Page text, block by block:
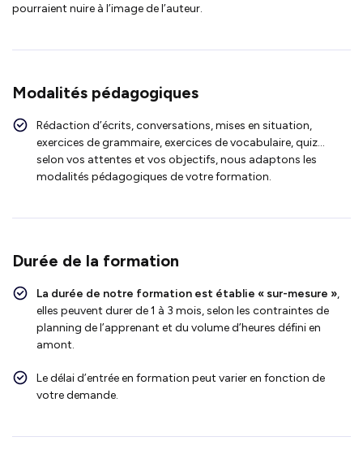
pourraient nuire à l’image de l’auteur.
Modalités pédagogiques
Rédaction d’écrits, conversations, mises en situation,
exercices de grammaire, exercices de vocabulaire, quiz…
selon vos attentes et vos objectifs, nous adaptons les
modalités pédagogiques de votre formation.
Durée de la formation
La durée de notre formation est établie « sur-mesure »,
elles peuvent durer de 1 à 3 mois, selon les contraintes de
planning de l’apprenant et du volume d’heures défini en
amont.
Le délai d’entrée en formation peut varier en fonction de
votre demande.